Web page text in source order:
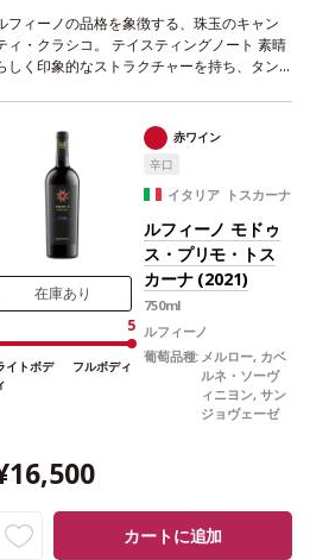
フィーノの品格を象徴する、珠玉のキャン
ィ・クラシコ。 テイスティングノート 素晴
しく印象的なストラクチャーを持ち、タン
地よいタバコが感じられる、滑らかなフィ
ニッシュが続く。
合う料理 煮込み肉やグリル
肉、チーズなどと好相性葡萄品種
ェーゼ 80%、メルロー 10%、カベルネ・ソー
ヴィニヨン 5%、コロリーノ 5％
在庫あり
5
イトボデ
フルボディ
赤ワイン
辛口
イタリア トスカーナ
ルフィーノ モドゥ
ス・プリモ・トス
カーナ (2021)
750ml
ルフィーノ
葡萄品種: メルロー, カベ
ルネ・ソーヴ
ィニヨン, サン
ジョヴェーゼ
カートに追加